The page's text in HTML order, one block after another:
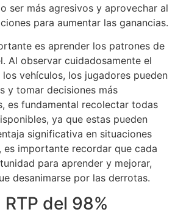
ser más agresivos y aprovechar al
para aumentar las ganancias.
es aprender los patrones de
Al observar cuidadosamente el
vehículos, los jugadores pueden
y tomar decisiones más
es fundamental recolectar todas
ya que estas pueden
significativa en situaciones
es importante recordar que cada
para aprender y mejorar,
desanimarse por las derrotas.
del 98%